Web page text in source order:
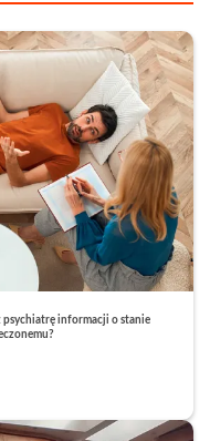
psychiatrę informacji o stanie